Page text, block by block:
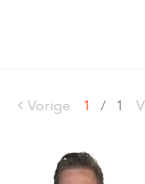
Vorige 1 / 1